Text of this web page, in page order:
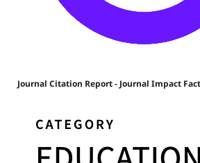
Journal Citation Report - Journal Impact